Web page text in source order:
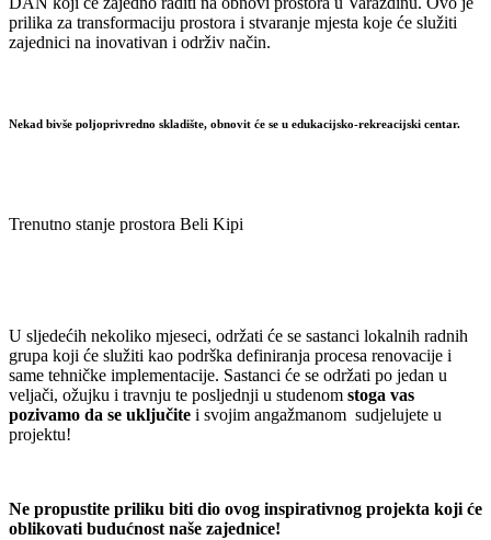
prilika za transformaciju prostora i stvaranje mjesta koje će služiti
zajednici na inovativan i održiv način.
Nekad bivše poljoprivredno skladište, obnovit će se u edukacijsko-rekreacijski centar.
Trenutno stanje prostora Beli Kipi
U sljedećih nekoliko mjeseci, održati će se sastanci lokalnih radnih
grupa koji će služiti kao podrška definiranja procesa renovacije i
same tehničke implementacije. Sastanci će se održati po jedan u
veljači, ožujku i travnju te posljednji u studenom stoga vas
pozivamo da se uključite i svojim angažmanom sudjelujete u
projektu!
Ne propustite priliku biti dio ovog inspirativnog projekta koji će
oblikovati budućnost naše zajednice!